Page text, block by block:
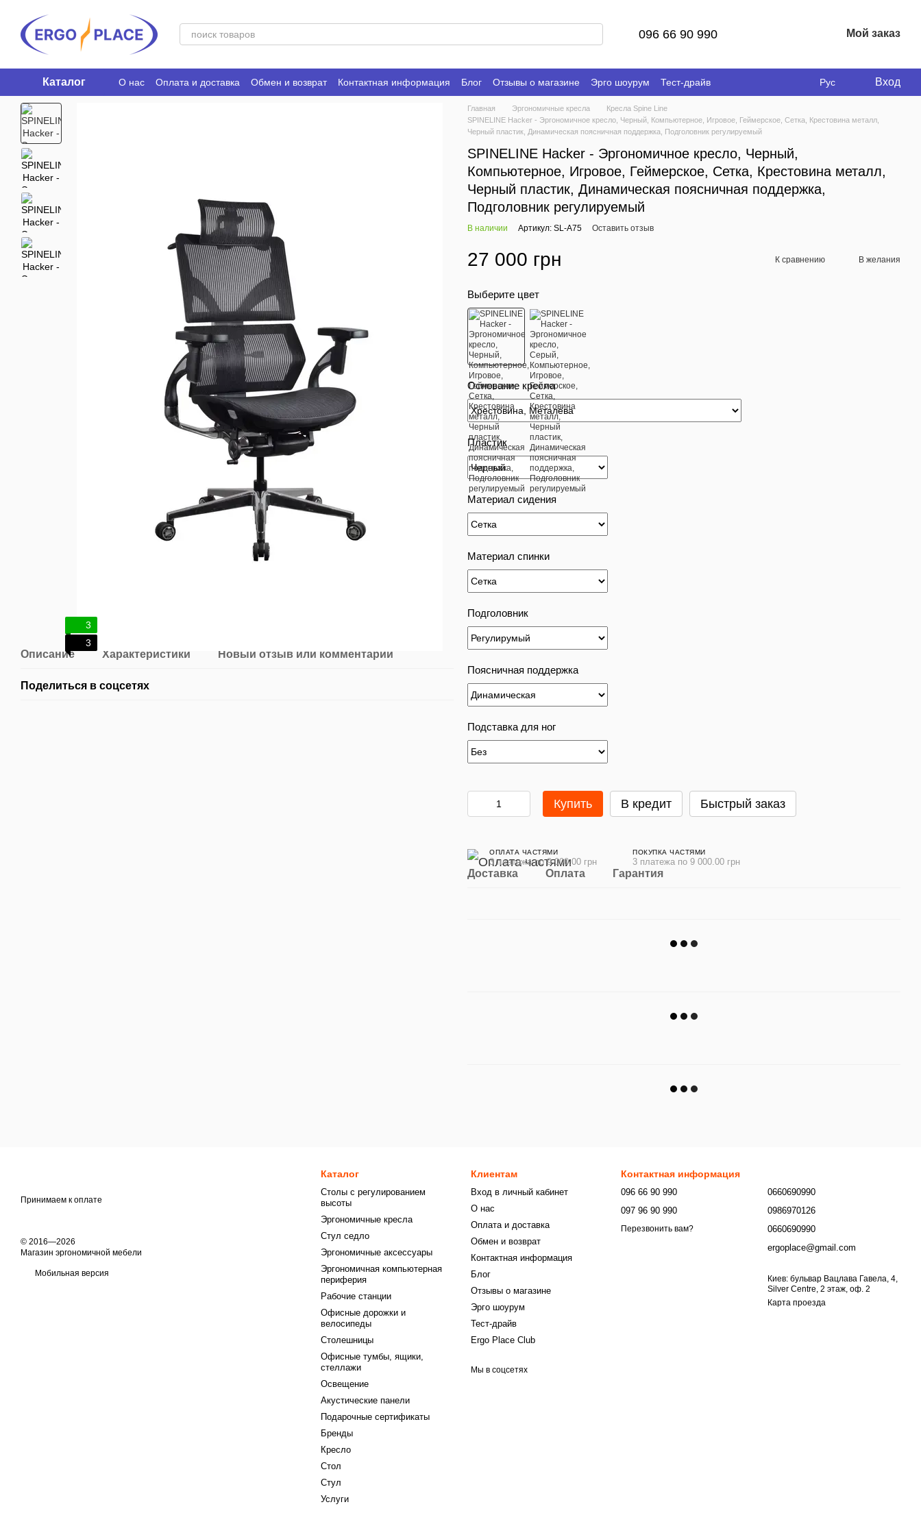
096 66 90 990 Мой заказ
Каталог О нас Оплата и доставка Обмен и возврат Контактная информация Блог Отзывы о магазине Эрго шоурум
Тест-драйв
Ergo Place Club
Рус Вход
3
3
Описание Характеристики Новый отзыв или комментарий
Поделиться в соцсетях
Главная Эргономичные кресла
Кресла Spine Line
SPINELINE Hacker - Эргономичное кресло, Черный, Компьютерное, Игровое, Геймерское, Сетка, Крестовина металл,
Черный пластик, Динамическая поясничная поддержка, Подголовник регулируемый
SPINELINE Hacker - Эргономичное кресло, Черный,
Компьютерное, Игровое, Геймерское, Сетка, Крестовина металл,
Черный пластик, Динамическая поясничная поддержка,
Подголовник регулируемый
В наличии Артикул: SL-A75 Оставить отзыв
27 000 грн К сравнению В желания
Выберите цвет
Основание кресла
Пластик
Материал сидения
Материал спинки
Подголовник
Поясничная поддержка
Подставка для ног
Купить В кредит Быстрый заказ
ОПЛАТА ЧАСТЯМИ
3 платежа по 9 000.00 грн
ПОКУПКА ЧАСТЯМИ
3 платежа по 9 000.00 грн
Доставка Оплата Гарантия
Принимаем к оплате
© 2016—2026
Магазин эргономичной мебели
Мобильная версия
Каталог
Столы с регулированием
высоты
Эргономичные кресла
Стул седло
Эргономичные аксессуары
Эргономичная компьютерная
периферия
Рабочие станции
Офисные дорожки и
велосипеды
Столешницы
Офисные тумбы, ящики,
стеллажи
Освещение
Акустические панели
Подарочные сертификаты
Бренды
Кресло
Стол
Стул
Услуги
Клиентам
Вход в личный кабинет
О нас
Оплата и доставка
Обмен и возврат
Контактная информация
Блог
Отзывы о магазине
Эрго шоурум
Тест-драйв
Ergo Place Club
Мы в соцсетях
Контактная информация
096 66 90 990
097 96 90 990
Перезвонить вам?
0660690990
0986970126
0660690990
ergoplace@gmail.com
Киев: бульвар Вацлава Гавела, 4,
Silver Centre, 2 этаж, оф. 2
Карта проезда